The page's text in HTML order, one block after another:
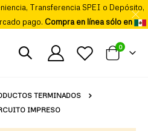
Transferencia SPEI o Depósito,
pago. Compra en línea sólo en
Mi carrito
0
TERMINADOS
IMPRESO